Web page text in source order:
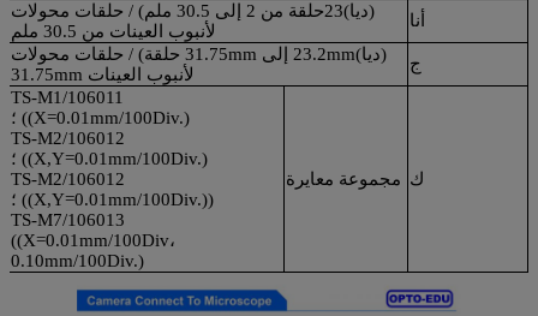
أنا
(ديا)23حلقة من 2 إلى 30.5 ملم) / حلقات محولات
لأنبوب العينات من 30.5 ملم
ج
(ديا)23.2mm إلى 31.75mm حلقة) / حلقات محولات
لأنبوب العينات 31.75mm
ك مجموعة معايرة
106011/TS-M1
((X=0.01mm/100Div.) ؛
106012/TS-M2
((X,Y=0.01mm/100Div.) ؛
106012/TS-M2
((X,Y=0.01mm/100Div.)) ؛
106013/TS-M7
((X=0.01mm/100Div،
0.10mm/100Div.)